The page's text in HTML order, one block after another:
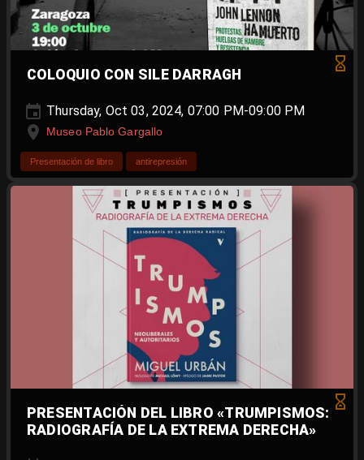
COLOQUIO CON SILE DARRAGH
Thursday, Oct 03, 2024, 07:00 PM-09:00 PM
Museo Pablo Gargallo
Presentación de libro antirepresión
PRESENTACIÓN DEL LIBRO «TRUMPISMOS:
RADIOGRAFÍA DE LA EXTREMA DERECHA»